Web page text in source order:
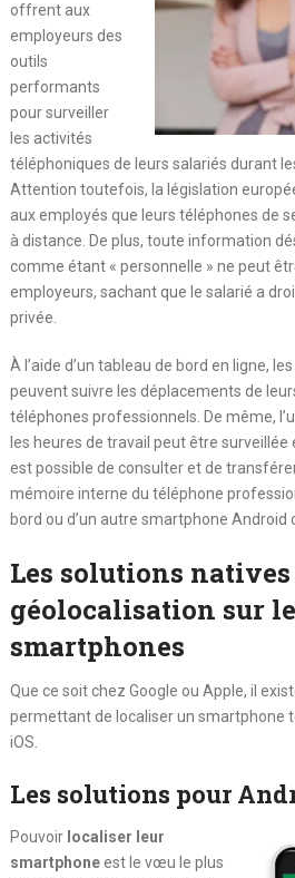
offrent aux
employeurs des
outils
performants
pour surveiller
les activités
téléphoniques de leurs salariés durant
Attention toutefois, la législation
aux employés que leurs téléphones de
à distance. De plus, toute information
comme étant « personnelle » ne peut
employeurs, sachant que le salarié a
privée.
À l’aide d’un tableau de bord en ligne,
peuvent suivre les déplacements de
téléphones professionnels. De même,
les heures de travail peut être surveillée
est possible de consulter et de
mémoire interne du téléphone
bord ou d’un autre smartphone Android
Les solutions natives
géolocalisation sur
smartphones
Que ce soit chez Google ou Apple, il
permettant de localiser un smartphone
iOS.
Les solutions pour
Pouvoir localiser leur
smartphoneest le vœu le plus